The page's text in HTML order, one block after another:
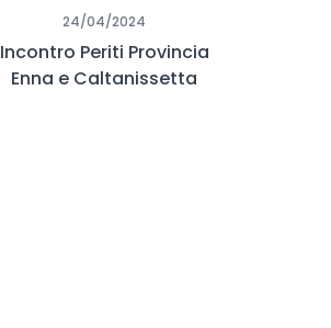
24/04/2024
Incontro Periti Provincia
Enna e Caltanissetta